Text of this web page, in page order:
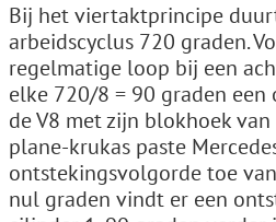
Bij het viertaktprincipe
arbeidscyclus 720 graden.
regelmatige loop bij een
elke 720/8 = 90 graden een
de V8 met zijn blokhoek
plane-krukas paste
ontstekingsvolgorde toe
nul graden vindt er een